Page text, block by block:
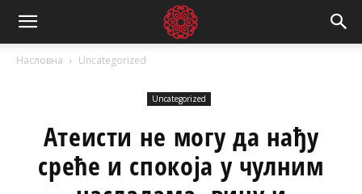
Насловна Uncategorized
Uncategorized
Атеисти не могу да нађу
среће и спокоја у чулним